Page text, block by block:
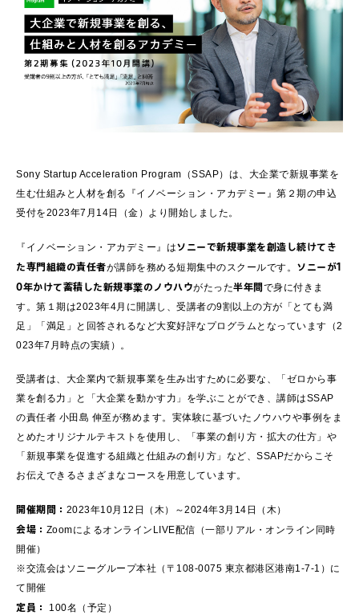
Sony Startup Acceleration Program（SSAP）は、大企業で新規事業を
生む仕組みと人材を創る『イノベーション・アカデミー』第２期の申込
受付を2023年7月14日（金）より開始しました。
『イノベーション・アカデミー』はソニーで新規事業を創造し続けてき
た専門組織の責任者が講師を務める短期集中のスクールです。 ソニーが1
0年かけて蓄積した新規事業のノウハウがたった半年間で身に付きま
す。第１期は2023年4月に開講し、受講者の9割以上の方が「とても満
足」「満足」と回答されるなど大変好評なプログラムとなっています（2
023年7月時点の実績）。
受講者は、大企業内で新規事業を生み出すために必要な、「ゼロから事
業を創る力」と「大企業を動かす力」を学ぶことができ、講師はSSAP
の責任者 小田島 伸至が務めます。実体験に基づいたノウハウや事例をま
とめたオリジナルテキストを使用し、「事業の創り方・拡大の仕方」や
「新規事業を促進する組織と仕組みの創り方」など、SSAPだからこそ
お伝えできるさまざまなコースを用意しています。
開催期間： 2023年10月12日（木）～2024年3月14日（木）
会場： ZoomによるオンラインLIVE配信（一部リアル・オンライン同時
開催）
※交流会はソニーグループ本社（〒108-0075 東京都港区港南1-7-1）に
て開催
定員： 100名（予定）